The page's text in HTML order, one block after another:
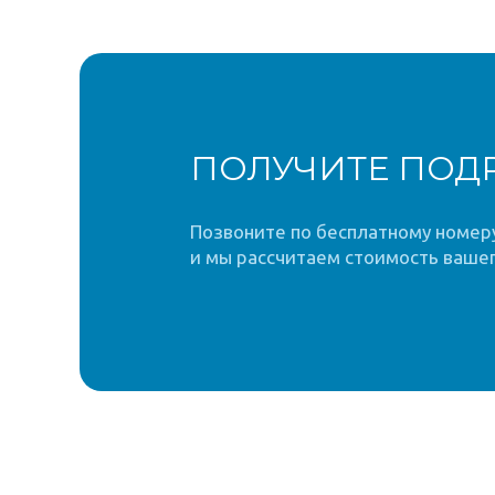
ПОЛУЧИТЕ
Позвоните по бесплатному
и мы рассчитаем стоимость